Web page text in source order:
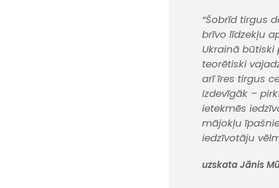
“Šobrīd tirgus
brīvo līdzekļu
Ukrainā
teorētiski
arī īres tirgus
izdevīgāk –
ietekmēs
mājokļu
iedzīvotāju
uzskata Jānis